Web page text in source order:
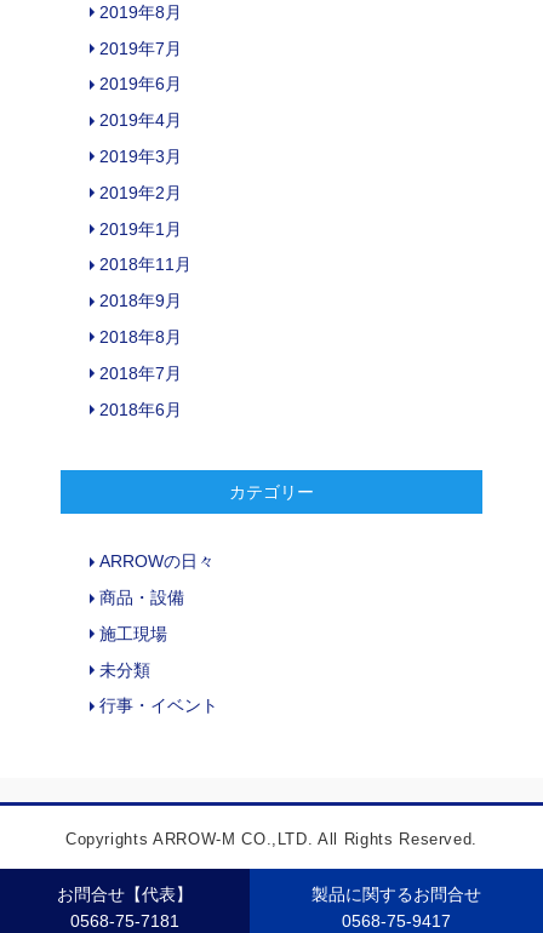
2019年8月
2019年7月
2019年6月
2019年4月
2019年3月
2019年2月
2019年1月
2018年11月
2018年9月
2018年8月
2018年7月
2018年6月
カテゴリー
ARROWの日々
商品・設備
施工現場
未分類
行事・イベント
お問合せ【代表】
0568-75-7181
製品に関するお問合せ
0568-75-9417
Copyrights ARROW-M CO.,LTD. All Rights Reserved.